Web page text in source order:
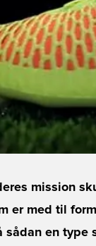
mission
er med til
sådan en type